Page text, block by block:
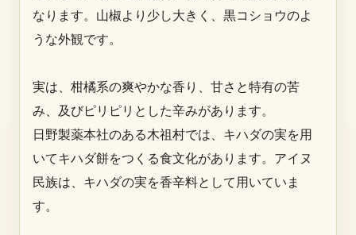
なります。山椒より少し大きく、黒コショウのよ
うな外観です。
実は、柑橘系の爽やかな香り、甘さと特有の苦
み、及びピリピリとした辛みがあります。
日野製薬本社のある木祖村では、キハダの実を用
いてキハダ餅をつくる食文化があります。アイヌ
民族は、キハダの実を香辛料として用いていま
す。